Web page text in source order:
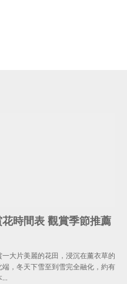
花時間表 觀賞季節推薦
大片美麗的花田，浸沉在薰衣草的
，冬天下雪至到雪完全融化，約有
…